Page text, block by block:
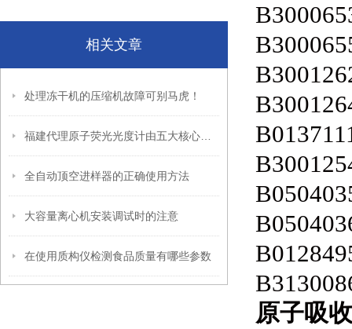
相关文章
处理冻干机的压缩机故障可别马虎！
全自动顶空进样器的正确使用方法
大容量离心机安装调试时的注意
在使用质构仪检测食品质量有哪些参数
原子吸